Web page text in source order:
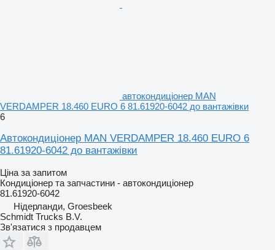
автокондиціонер MAN
VERDAMPER 18.460 EURO 6 81.61920-6042 до вантажівки
6
Автокондиціонер MAN VERDAMPER 18.460 EURO 6
81.61920-6042 до вантажівки
Ціна за запитом
Кондиціонер та запчастини - автокондиціонер
81.61920-6042
Нідерланди, Groesbeek
Schmidt Trucks B.V.
Зв'язатися з продавцем